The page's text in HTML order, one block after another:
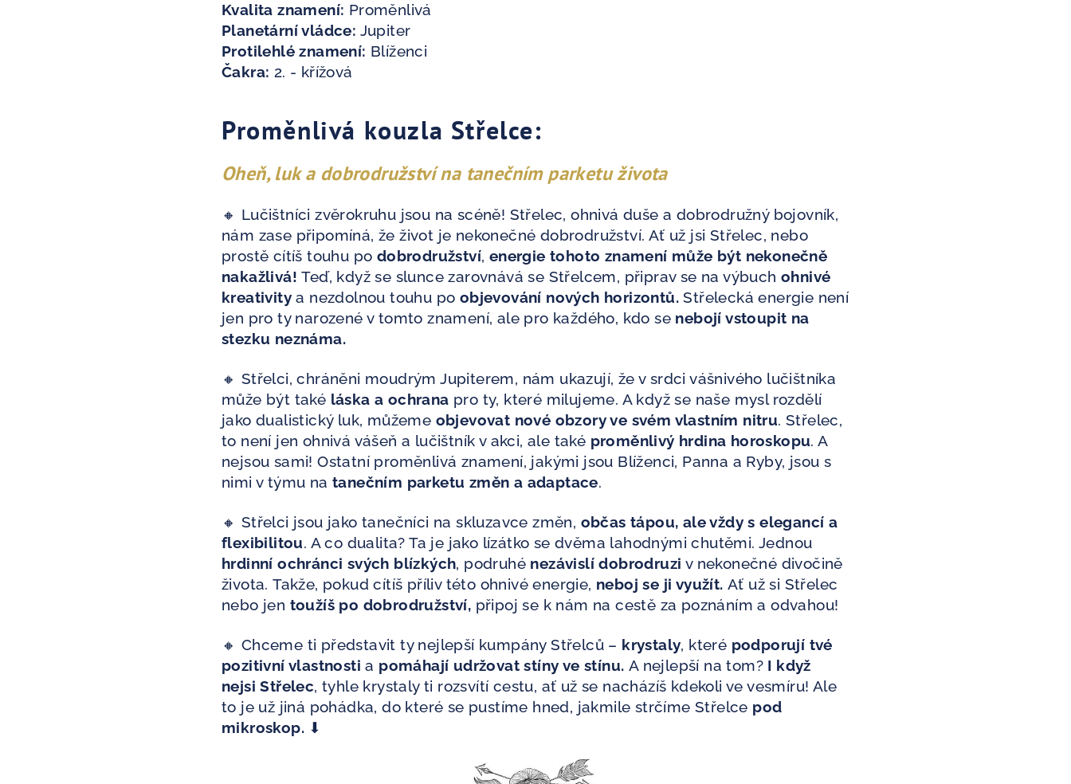
Kvalita znamení: Proměnlivá
Planetární vládce: Jupiter
Protilehlé znamení: Blíženci
Čakra: 2. - křížová
Proměnlivá kouzla Střelce:
Oheň, luk a dobrodružství na tanečním parketu života
🔸 Lučištníci zvěrokruhu jsou na scéně! Střelec, ohnivá duše a dobrodružný bojovník,
nám zase připomíná, že život je nekonečné dobrodružství. Ať už jsi Střelec, nebo
prostě cítíš touhu po dobrodružství, energie tohoto znamení může být nekonečně
nakažlivá!Teď, když se slunce zarovnává se Střelcem, připrav se na výbuchohnivé
kreativity a nezdolnou touhu po objevování nových horizontů. Střelecká energie není
jen pro ty narozené v tomto znamení, ale pro každého, kdo se nebojí vstoupit na
stezku neznáma.
🔸 Střelci, chráněni moudrým Jupiterem, nám ukazují, že v srdci vášnivého lučištníka
může být také láska a ochrana pro ty, které milujeme. A když se naše mysl rozdělí
jako dualistický luk, můžeme objevovat nové obzory ve svém vlastním nitru.Střelec,
to není jen ohnivá vášeň a lučištník v akci, ale také proměnlivý hrdina horoskopu. A
nejsou sami! Ostatní proměnlivá znamení, jakými jsou Blíženci, Panna a Ryby, jsou s
nimi v týmu na tanečním parketu změn a adaptace.
🔸 Střelci jsou jako tanečníci na skluzavce změn, občas tápou, ale vždy s elegancí a
flexibilitou. A co dualita? Ta je jako lízátko se dvěma lahodnými chutěmi. Jednou
hrdinní ochránci svých blízkých, podruhé nezávislí dobrodruzi v nekonečné divočině
života.Takže, pokud cítíš příliv této ohnivé energie, neboj se ji využít. Ať už si Střelec
nebo jen toužíš po dobrodružství, připoj se k nám na cestě za poznáním a odvahou!
🔸 Chceme ti představit ty nejlepší kumpány Střelců – krystaly, které podporují tvé
pozitivní vlastnosti a pomáhají udržovat stíny ve stínu. A nejlepší na tom? I když
nejsi Střelec, tyhle krystaly ti rozsvítí cestu, ať už se nacházíš kdekoli ve vesmíru! Ale
to je už jiná pohádka, do které se pustíme hned, jakmile strčíme Střelce pod
mikroskop. ⬇